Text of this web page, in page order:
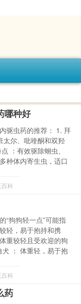
哪种好
驱虫药的推荐： 1. 拜
太尔、吡喹酮和双羟
：有效驱除蛔虫、
种体内寄生虫，适口
百科
“狗狗轻一点”可能指
轻，易于抱持和携
重较轻且受欢迎的狗
： 体重轻，易于抱
百科
药